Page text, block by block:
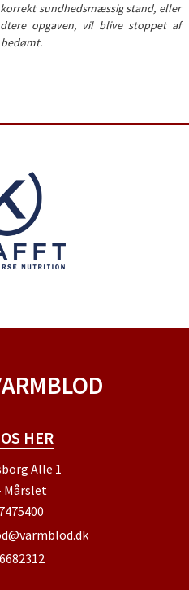
sundhedsmæssig stand, eller
opgaven, vil blive stoppet af
HER
Alle 1
Mårslet